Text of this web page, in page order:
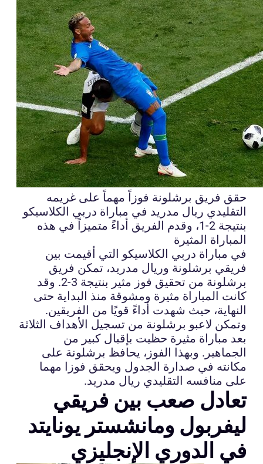
حقق فريق برشلونة فوزاً مهماً على غريمه
التقليدي ريال مدريد في مباراة دربي الكلاسيكو
بنتيجة 2-1، وقدم الفريق أداءً متميزاً في هذه
المباراة المثيرة
في مباراة دربي الكلاسيكو التي أقيمت بين
فريقي برشلونة وريال مدريد، تمكن فريق
برشلونة من تحقيق فوز مثير بنتيجة 3-2. وقد
كانت المباراة مثيرة ومشوقة منذ البداية حتى
النهاية، حيث شهدت أداءً قويًا من الفريقين.
وتمكن لاعبو برشلونة من تسجيل الأهداف الثلاثة
بعد مباراة مثيرة حظيت بإقبال كبير من
الجماهير. وبهذا الفوز، يحافظ برشلونة على
مكانته في صدارة الجدول ويحقق فوزا مهما
على منافسه التقليدي ريال مدريد.
تعادل صعب بين فريقي
ليفربول ومانشستر يونايتد
في الدوري الإنجليزي